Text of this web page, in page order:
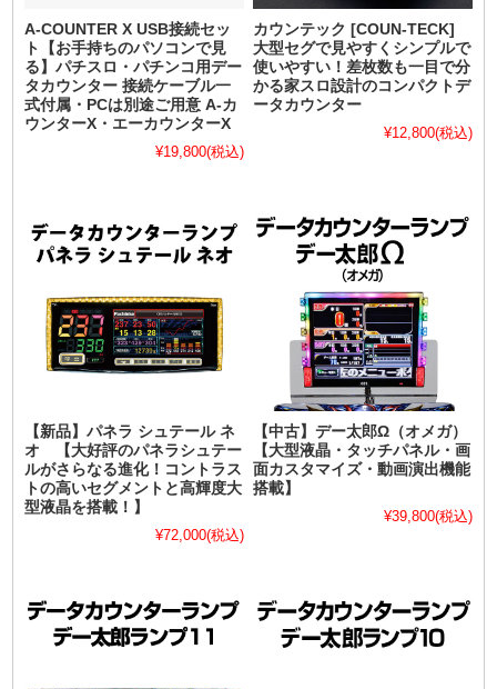
A-COUNTER X USB接続セッ
ト【お手持ちのパソコンで見
る】パチスロ・パチンコ用デー
タカウンター 接続ケーブル一
式付属・PCは別途ご用意 A-カ
ウンターX・エーカウンターX
¥19,800(税込)
カウンテック [COUN-TECK]
大型セグで見やすくシンプルで
使いやすい！差枚数も一目で分
かる家スロ設計のコンパクトデ
ータカウンター
¥12,800(税込)
【新品】パネラ シュテール ネ
オ 【大好評のパネラシュテー
ルがさらなる進化！コントラス
トの高いセグメントと高輝度大
型液晶を搭載！】
¥72,000(税込)
【中古】デー太郎Ω（オメガ）
【大型液晶・タッチパネル・画
面カスタマイズ・動画演出機能
搭載】
¥39,800(税込)